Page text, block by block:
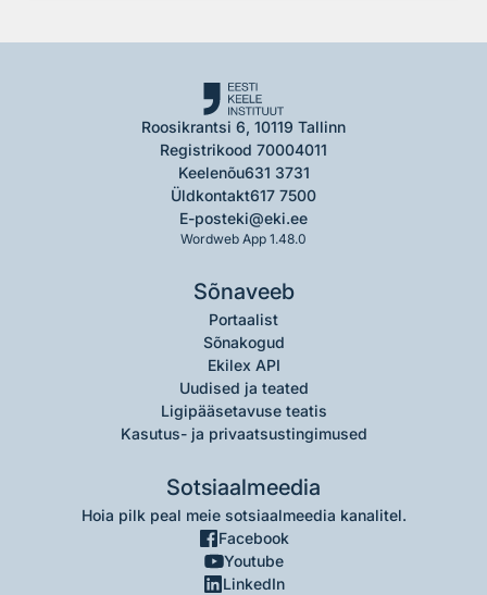
Roosikrantsi 6, 10119 Tallinn
Registrikood 70004011
Keelenõu631 3731
Üldkontakt617 7500
E-posteki@eki.ee
Wordweb App 1.48.0
Sõnaveeb
Portaalist
Sõnakogud
Ekilex API
Uudised ja teated
Ligipääsetavuse teatis
Kasutus- ja privaatsustingimused
Sotsiaalmeedia
Hoia pilk peal meie sotsiaalmeedia kanalitel.
Facebook
Youtube
LinkedIn